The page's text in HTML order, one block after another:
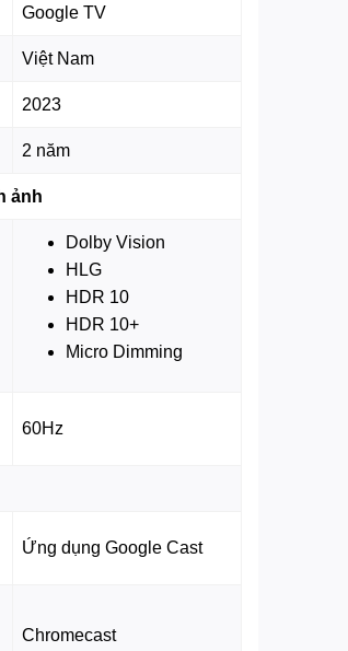
Google TV
Việt Nam
2023
2 năm
ảnh
Dolby Vision
HLG
HDR 10
HDR 10+
Micro Dimming
60Hz
Ứng dụng Google Cast
Chromecast